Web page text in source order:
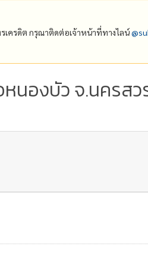
เครดิต กรุณาติดต่อเจ้าหน้าที่ทางไลน์
นองบัว จ.นครสว